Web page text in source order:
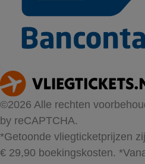
©2026 Alle rechten
by reCAPTCHA.
*Getoonde vliegticketprijzen
€ 29,90 boekingskosten.